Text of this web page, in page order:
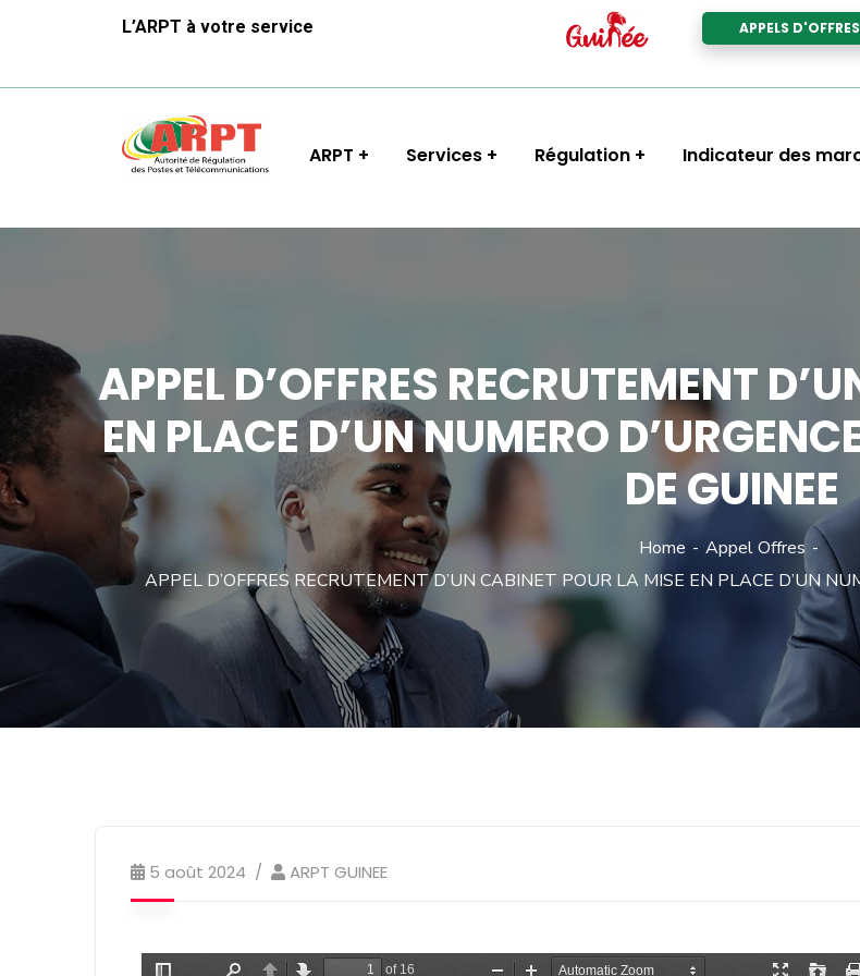
L’ARPT à votre service APPELS D'OFFRES
ARPT Services Régulation Indicateur des
APPEL D’OFFRES RECRUTEMENT
EN PLACE D’UN NUMERO
DE GUINEE
Home
Appel Offres
APPEL D’OFFRES RECRUTEMENT D’UN CABINET POUR LA MISE EN PLACE D’UN
5 août 2024 ARPT GUINEE